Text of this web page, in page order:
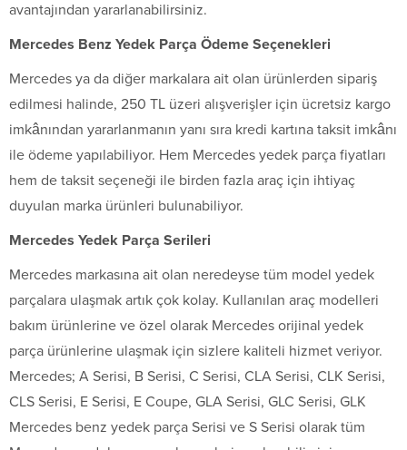
avantajından yararlanabilirsiniz.
Mercedes Benz Yedek Parça Ödeme Seçenekleri
Mercedes ya da diğer markalara ait olan ürünlerden sipariş
edilmesi halinde, 250 TL üzeri alışverişler için ücretsiz kargo
imkânından yararlanmanın yanı sıra kredi kartına taksit imkânı
ile ödeme yapılabiliyor. Hem Mercedes yedek parça fiyatları
hem de taksit seçeneği ile birden fazla araç için ihtiyaç
duyulan marka ürünleri bulunabiliyor.
Mercedes Yedek Parça Serileri
Mercedes markasına ait olan neredeyse tüm model yedek
parçalara ulaşmak artık çok kolay. Kullanılan araç modelleri
bakım ürünlerine ve özel olarak Mercedes orijinal yedek
parça ürünlerine ulaşmak için sizlere kaliteli hizmet veriyor.
Mercedes; A Serisi, B Serisi, C Serisi, CLA Serisi, CLK Serisi,
CLS Serisi, E Serisi, E Coupe, GLA Serisi, GLC Serisi, GLK
Mercedes benz yedek parça Serisi ve S Serisi olarak tüm